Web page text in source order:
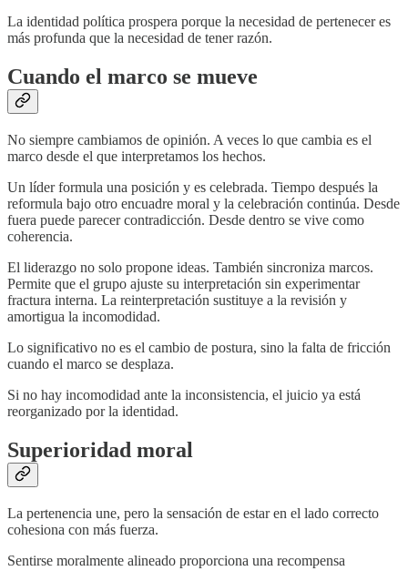
La identidad política prospera porque la necesidad de pertenecer es
más profunda que la necesidad de tener razón.
Cuando el marco se mueve
No siempre cambiamos de opinión. A veces lo que cambia es el
marco desde el que interpretamos los hechos.
Un líder formula una posición y es celebrada. Tiempo después la
reformula bajo otro encuadre moral y la celebración continúa. Desde
fuera puede parecer contradicción. Desde dentro se vive como
coherencia.
El liderazgo no solo propone ideas. También sincroniza marcos.
Permite que el grupo ajuste su interpretación sin experimentar
fractura interna. La reinterpretación sustituye a la revisión y
amortigua la incomodidad.
Lo significativo no es el cambio de postura, sino la falta de fricción
cuando el marco se desplaza.
Si no hay incomodidad ante la inconsistencia, el juicio ya está
reorganizado por la identidad.
Superioridad moral
La pertenencia une, pero la sensación de estar en el lado correcto
cohesiona con más fuerza.
Sentirse moralmente alineado proporciona una recompensa